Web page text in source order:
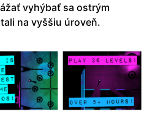
vyhýbať sa ostrým
na vyššiu úroveň.